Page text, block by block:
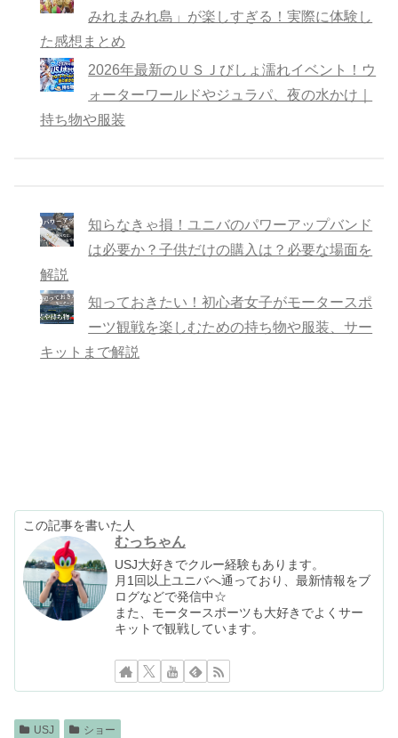
みれまみれ島」が楽しすぎる！実際に体験し
た感想まとめ
2026年最新のＵＳＪびしょ濡れイベント！ウ
ォーターワールドやジュラパ、夜の水かけ｜
持ち物や服装
知らなきゃ損！ユニバのパワーアップバンド
は必要か？子供だけの購入は？必要な場面を
解説
知っておきたい！初心者女子がモータースポ
ーツ観戦を楽しむための持ち物や服装、サー
キットまで解説
この記事を書いた人
むっちゃん
USJ大好きでクルー経験もあります。
月1回以上ユニバへ通っており、最新情報をブ
ログなどで発信中☆
また、モータースポーツも大好きでよくサー
キットで観戦しています。
USJ ショー